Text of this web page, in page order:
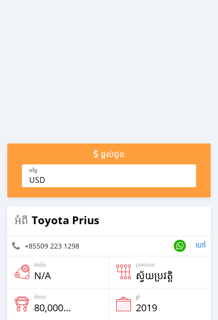
ផ្តល់ជូន
តម្លៃ
USD
អំពី Toyota Prius
+85509 223 1298 ហៅ
ម៉ាស៊ីន
N/A
ប្រអប់លេខ
ស្វ័យប្រវត្តិ
ចំងាយ
80,000 Km
ឆ្នាំ
2019